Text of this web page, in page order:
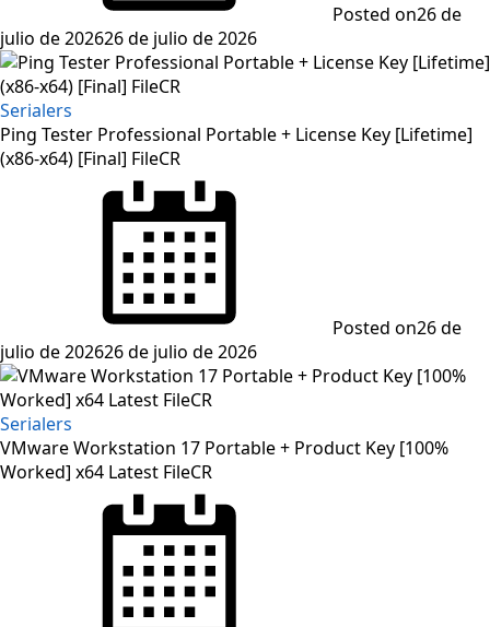
Posted on26 de
julio de 202626 de julio de 2026
Serialers
Ping Tester Professional Portable + License Key [Lifetime]
(x86-x64) [Final] FileCR
Posted on26 de
julio de 202626 de julio de 2026
Serialers
VMware Workstation 17 Portable + Product Key [100%
Worked] x64 Latest FileCR